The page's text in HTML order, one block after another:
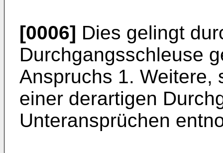
[0006] Dies gelingt
Durchgangsschleuse
Anspruchs 1. Weitere,
einer derartigen
Unteransprüchen